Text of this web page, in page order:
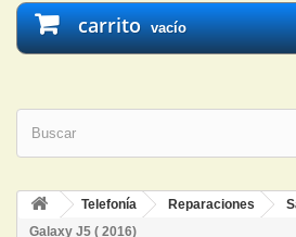
carrito vacío
Telefonía Reparaciones
Galaxy J5 ( 2016)